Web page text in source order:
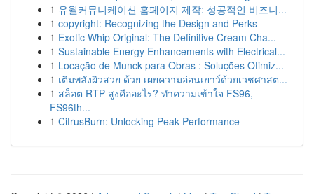
1 유월커뮤니케이션 홈페이지 제작: 성공적인 비즈니...
1 copyright: Recognizing the Design and Perks
1 Exotic Whip Original: The Definitive Cream Cha...
1 Sustainable Energy Enhancements with Electrical...
1 Locação de Munck para Obras : Soluções Otimiz...
1 เติมพลังผิวสวย ด้วย เผยความอ่อนเยาว์ด้วยเวชศาสต...
1 สล็อต RTP สูงคืออะไร? ทำความเข้าใจ FS96,
FS96th...
1 CitrusBurn: Unlocking Peak Performance